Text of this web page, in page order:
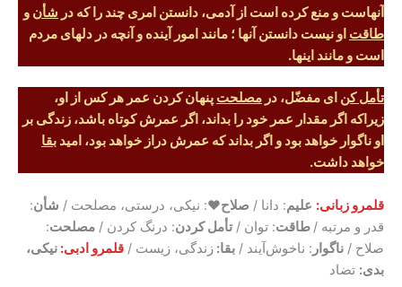
آنهاست و منع کرده است از آدمی، دانستن امری چند را که در شأن و
طاقت او نیست دانستن آنها ؛ مانند امور آینده و آنچه در دلهای مردم
است و مانند اینها.
تأمل کن ای مفضّل، در مصلحت پنهان کردن عمر هر کس از او،
زیراکه اگر مقدار عمر خود را بداند، اگر عمرش کوتاه باشد، زندگی بر
او ناگوار خواهد بود و اگر بداند که عمرش دراز خواهد بود، امید بقا
خواهد داشت.
قلمرو زبانی: علیم: دانا / صلاح♥: نیکی، درستی، مصلحت / شأن:
قدر و مرتبه / طاقت: توان /تأمل کردن: درنگ کردن / مصلحت:
صلاح / ناگوار : ناخوش‌آیند / بقا: زندگی، زیست / قلمرو ادبی: نیکی،
بدی: تضاد